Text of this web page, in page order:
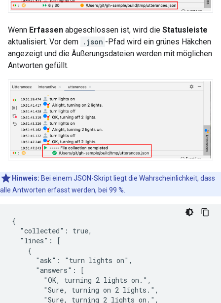
Wenn Erfassen abgeschlossen ist, wird die Statusleiste
aktualisiert. Vor dem .json -Pfad wird ein grünes Häkchen
angezeigt und die Äußerungsdateien werden mit möglichen
Antworten gefüllt.
Hinweis: Bei einem JSON-Skript liegt die Wahrscheinlichkeit, dass
alle Antworten erfasst werden, bei 99 %.
{
  "collected": true,
  "lines": [
    {
      "ask": "turn lights on",
      "answers": [
        "OK, turning 2 lights on.",
        "Sure, turning on 2 lights.",
        "Sure, turning 2 lights on.",